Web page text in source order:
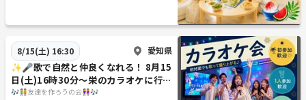
8/15(土) 16:30 愛知県
✨️🎤歌で自然と仲良くなれる！ 8月15
日(土)16時30分〜栄のカラオケに行こ
うの会🎤✨️
🎶🧑‍🤝‍🧑友達を作ろうの会👭🎶